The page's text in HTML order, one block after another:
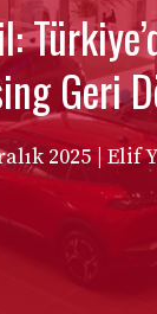
Geri
2025 | Elif